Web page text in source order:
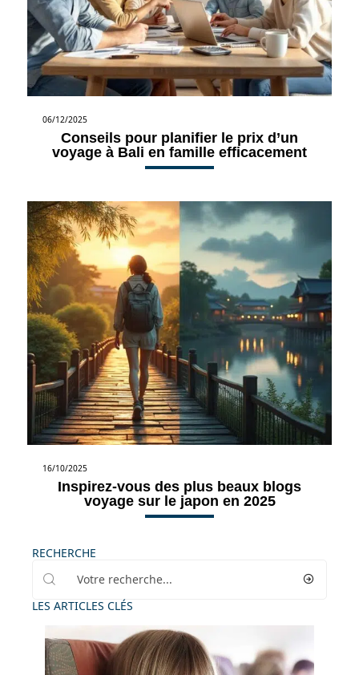
06/12/2025
Conseils pour planifier le prix d’un
voyage à Bali en famille efficacement
16/10/2025
Inspirez-vous des plus beaux blogs
voyage sur le japon en 2025
RECHERCHE
LES ARTICLES CLÉS